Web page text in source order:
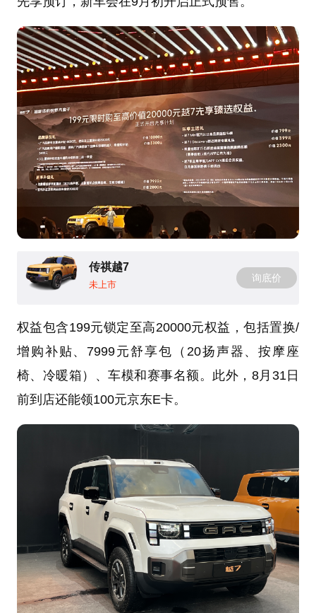
传祺越7
未上市
询底价
权益包含199元锁定至高20000元权益，包括置换/
增购补贴、7999元舒享包（20扬声器、按摩座
椅、冷暖箱）、车模和赛事名额。此外，8月31日
前到店还能领100元京东E卡。